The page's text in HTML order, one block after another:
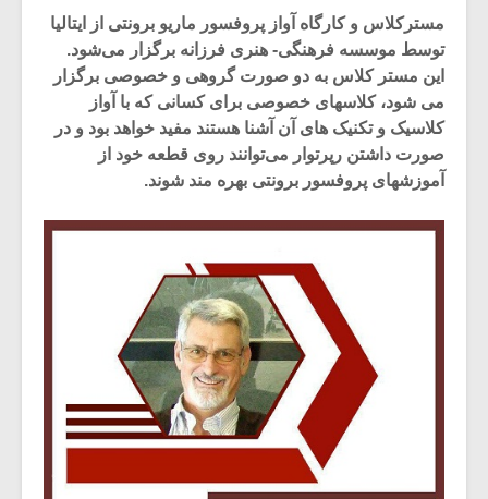
مسترکلاس و کارگاه آواز پروفسور ماریو برونتی از ایتالیا
توسط موسسه فرهنگی- هنری فرزانه برگزار می‌شود.
این مستر کلاس به دو صورت گروهی و خصوصی برگزار
می شود، کلاسهای خصوصی برای کسانی که با آواز
کلاسیک و تکنیک های آن آشنا هستند مفید خواهد بود و در
صورت داشتن رپرتوار می‌توانند روی قطعه خود از
آموزشهای پروفسور برونتی بهره مند شوند.
میکلوش روژا
یادداشتی بر موسیقی
متن فیلم «متری
شیش و نیم»
دوره
موسیقی